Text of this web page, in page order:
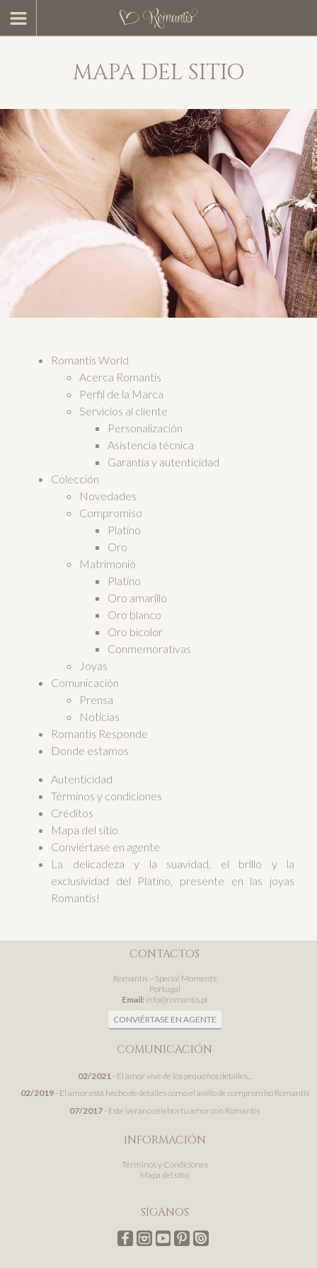
MAPA DEL SITIO
Romantis World
Acerca Romantis
Perfil de la Marca
Servicios al cliente
Personalización
Asistencia técnica
Garantía y autenticidad
Colección
Novedades
Compromiso
Platino
Oro
Matrimonio
Platino
Oro amarillo
Oro blanco
Oro bicolor
Conmemorativas
Joyas
Comunicación
Prensa
Notícias
Romantis Responde
Donde estamos
Autenticidad
Términos y condiciones
Créditos
Mapa del sitio
Conviértase en agente
La delicadeza y la suavidad, el brillo y la
exclusividad del Platino, presente en las joyas
Romantis!
CONTACTOS
Romantis – Special Moments
Portugal
Email: info@romantis.pt
CONVIÉRTASE EN AGENTE
COMUNICACIÓN
02/2021 - El amor vive de los pequeños detalles...
02/2019- El amor está hecho de detalles como el anillo de compromiso Romantis
07/2017 - Este Verano celebra tu amor con Romantis
INFORMACIÓN
Términos y Condiciones
Mapa del sitio
SÍGANOS